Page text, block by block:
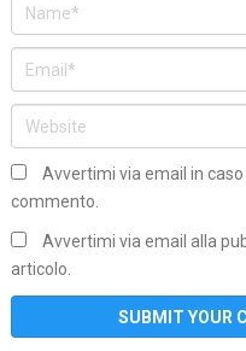
Avvertimi via email in
commento.
Avvertimi via email alla
articolo.